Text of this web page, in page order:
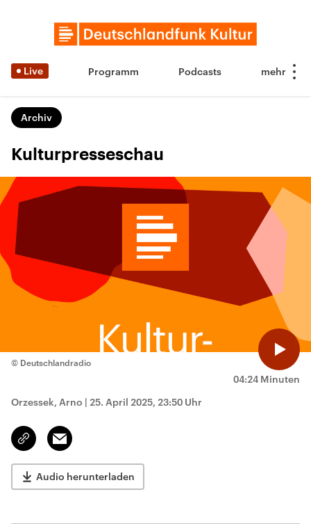
Live Programm Podcasts
Archiv
Kulturpresseschau
04:24 Minuten
© Deutschlandradio
Orzessek, Arno | 25. April 2025, 23:50 Uhr
Link
kopieren/teilen
Email
Audio herunterladen